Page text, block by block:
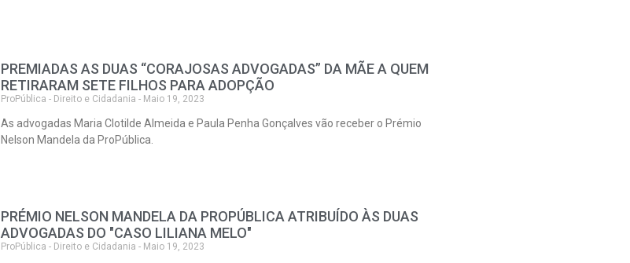
PREMIADAS AS DUAS “CORAJOSAS ADVOGADAS” DA MÃE A QUEM
RETIRARAM SETE FILHOS PARA ADOPÇÃO
ProPública - Direito e Cidadania - Maio 19, 2023
As advogadas Maria Clotilde Almeida e Paula Penha Gonçalves vão receber o Prémio
Nelson Mandela da ProPública.
PRÉMIO NELSON MANDELA DA PROPÚBLICA ATRIBUÍDO ÀS DUAS
ADVOGADAS DO "CASO LILIANA MELO"
ProPública - Direito e Cidadania - Maio 19, 2023